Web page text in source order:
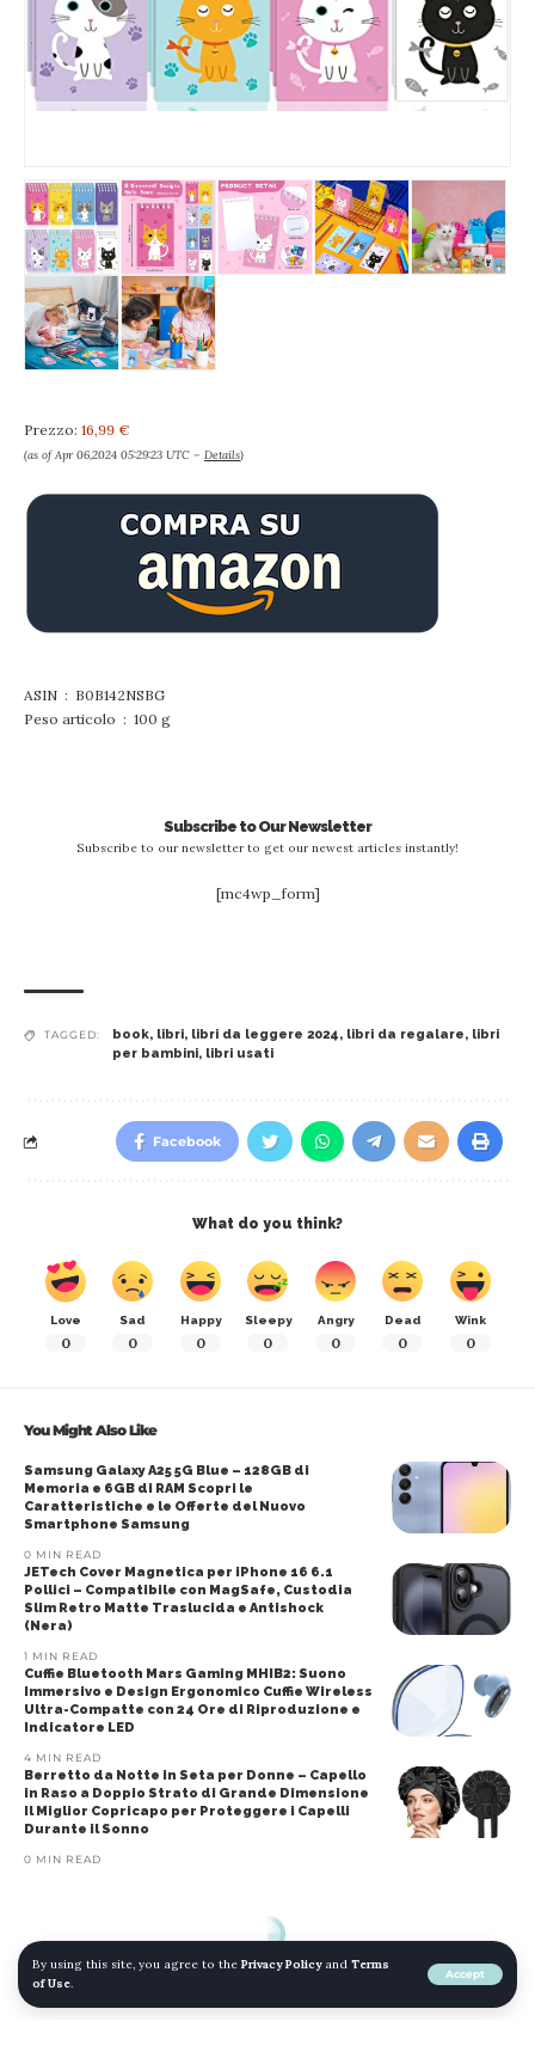
By using this site, you agree to the Privacy Policyand Terms
of Use.
Accept
Prezzo: 16,99 €
(as of Apr 06,2024 05:29:23 UTC – Details)
ASIN ‏ : ‎ B0B142NSBG
Peso articolo ‏ : ‎ 100 g
Subscribe to Our Newsletter
Subscribe to our newsletter to get our newest articles instantly!
[mc4wp_form]
TAGGED: book, libri, libri da leggere 2024, libri da regalare, libri
per bambini, libri usati
Facebook
What do you think?
Love
0
Sad
0
Happy
0
Sleepy
0
Angry
0
Dead
0
Wink
0
You Might Also Like
Samsung Galaxy A25 5G Blue – 128GB di
Memoria e 6GB di RAM Scopri le
Caratteristiche e le Offerte del Nuovo
Smartphone Samsung
0 MIN READ
JETech Cover Magnetica per iPhone 16 6.1
Pollici – Compatibile con MagSafe, Custodia
Slim Retro Matte Traslucida e Antishock
(Nera)
1 MIN READ
Cuffie Bluetooth Mars Gaming MHIB2: Suono
Immersivo e Design Ergonomico Cuffie Wireless
Ultra-Compatte con 24 Ore di Riproduzione e
Indicatore LED
4 MIN READ
Berretto da Notte in Seta per Donne – Capello
in Raso a Doppio Strato di Grande Dimensione
Il Miglior Copricapo per Proteggere i Capelli
Durante il Sonno
0 MIN READ